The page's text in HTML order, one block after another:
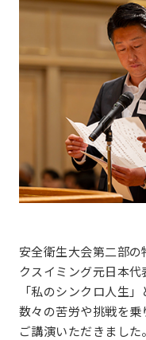
安全衛生大会第二部の
クスイミング元日本代
「私のシンクロ人生
数々の苦労や挑戦を
ご講演いただきました。